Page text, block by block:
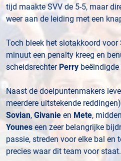
tijd maakte SVV de 5-5, maar
weer aan de leiding met een
Toch bleek het slotakkoord voor
minuut een penalty kreeg en
scheidsrechter Perry
Naast de doelpuntenmakers
meerdere uitstekende
Sovian, Givanie en Mete,
Younes een zeer belangrijke
passie, streden voor elke bal en
precies waar dit team voor staat.